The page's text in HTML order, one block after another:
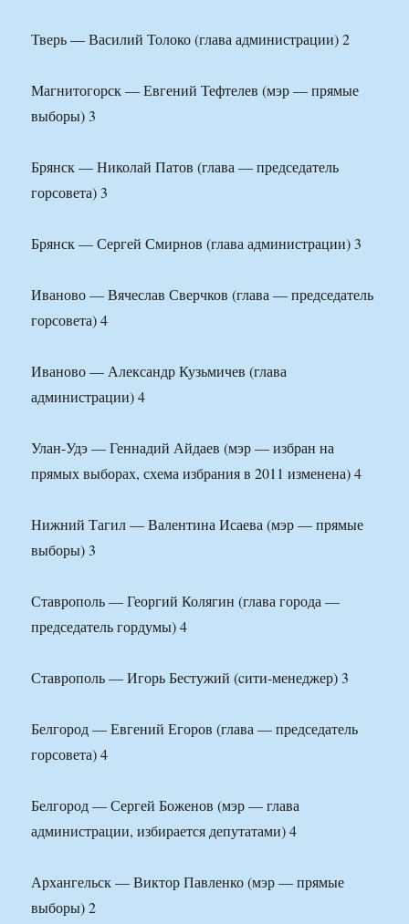
Тверь — Василий Толоко (глава администрации) 2
Магнитогорск — Евгений Тефтелев (мэр — прямые
выборы) 3
Брянск — Николай Патов (глава — председатель
горсовета) 3
Брянск — Сергей Смирнов (глава администрации) 3
Иваново — Вячеслав Сверчков (глава — председатель
горсовета) 4
Иваново — Александр Кузьмичев (глава
администрации) 4
Улан-Удэ — Геннадий Айдаев (мэр — избран на
прямых выборах, схема избрания в 2011 изменена) 4
Нижний Тагил — Валентина Исаева (мэр — прямые
выборы) 3
Ставрополь — Георгий Колягин (глава города —
председатель гордумы) 4
Ставрополь — Игорь Бестужий (cити-менеджер) 3
Белгород — Евгений Егоров (глава — председатель
горсовета) 4
Белгород — Сергей Боженов (мэр — глава
администрации, избирается депутатами) 4
Архангельск — Виктор Павленко (мэр — прямые
выборы) 2